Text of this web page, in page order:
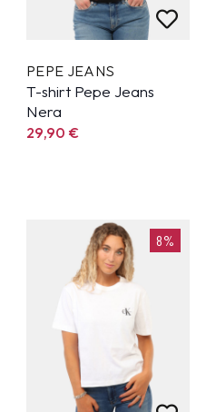
PEPE JEANS
T-shirt Pepe Jeans
Nera
29,90€
8%